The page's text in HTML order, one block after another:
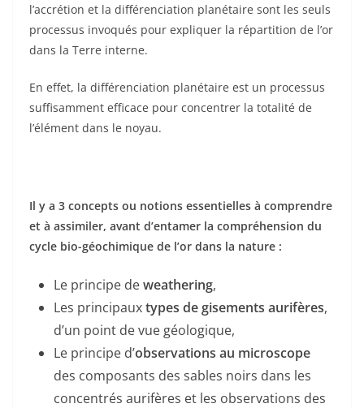
l’accrétion et la différenciation planétaire sont les seuls
processus invoqués pour expliquer la répartition de l’or
dans la Terre interne.
En effet, la différenciation planétaire est un processus
suffisamment efficace pour concentrer la totalité de
l’élément dans le noyau.
Il y a 3 concepts ou notions essentielles à comprendre
et à assimiler, avant d’entamer la compréhension du
cycle bio-géochimique de l’or dans la nature :
Le principe deweathering,
Les principauxtypes de gisements aurifères,
d’un point de vue géologique,
Le principe d’observations au microscope
des composants des sables noirs dans les
concentrés aurifères et les observations des